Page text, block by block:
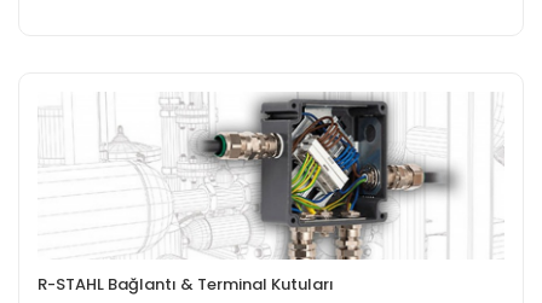
R-STAHL Bağlantı & Terminal Kutuları